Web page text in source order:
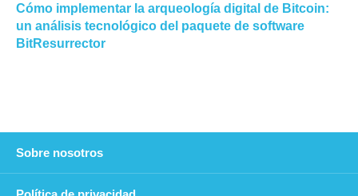
Cómo implementar la arqueología digital de Bitcoin:
un análisis tecnológico del paquete de software
BitResurrector
Sobre nosotros